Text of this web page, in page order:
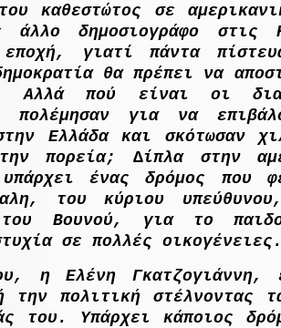
καθεστώτος σε
άλλο δηµοσιογράφο στις
γιατί πάντα
θα πρέπει να
Αλλά πού είναι οι
πολέµησαν για να
Ελλάδα και σκότωσαν
πορεία; ∆ίπλα στην
ένας δρόµος που
του κύριου
του Βουνού, για το
σε πολλές
η Ελένη Γκατζογιάννη,
την πολιτική στέλνοντας
του. Υπάρχει κάποιος